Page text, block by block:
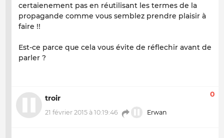
certaienement pas en réutilisant les termes de la
propagande comme vous semblez prendre plaisir à
faire !!
Est-ce parce que cela vous évite de réflechir avant de
parler ?
troir
21 février 2015 à 10:19:46 Erwan
0